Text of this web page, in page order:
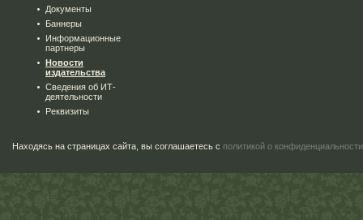
Документы
Баннеры
Информационные
партнеры
Новости
издательства
Сведения об ИТ-
деятельности
Реквизиты
Находясь на страницах сайта, вы соглашаетесь с политикой о конфиденциальности